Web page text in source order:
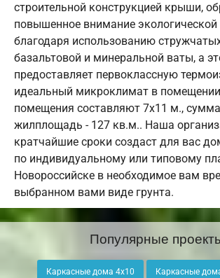
строительной конструкцией крыши,
повышенное внимание экологической
благодаря использованию
базальтовой и минеральной ваты, а
предоставляет первоклассную
идеальный микроклимат в
помещения составляют 7х11 м.,
жилплощадь - 127 кв.м.. Наша
кратчайшие сроки создаст для вас
по индивидуальному или типовому
Новороссийске в необходимое вам
выбранном вами виде грунта.
Популярные
Каркасные дома 4х10 Каркасные